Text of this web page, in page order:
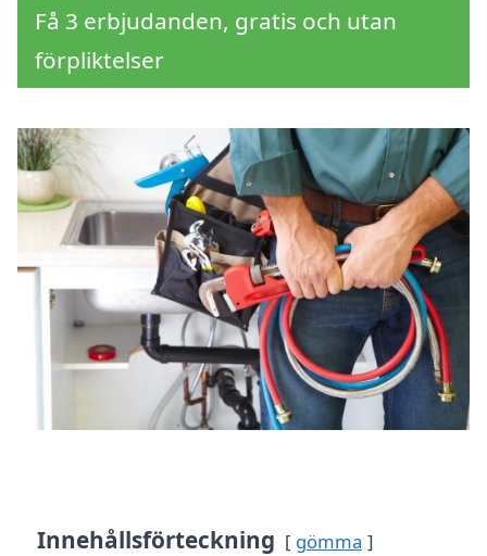
Få 3 erbjudanden, gratis och utan
förpliktelser
Innehållsförteckning gömma